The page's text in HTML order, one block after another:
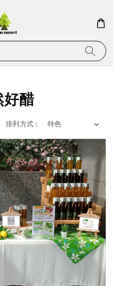
好醋
排列方式 :